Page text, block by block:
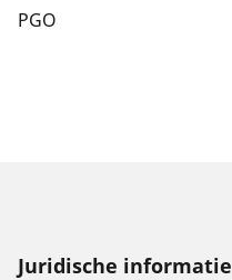
PGO
Juridische informatie